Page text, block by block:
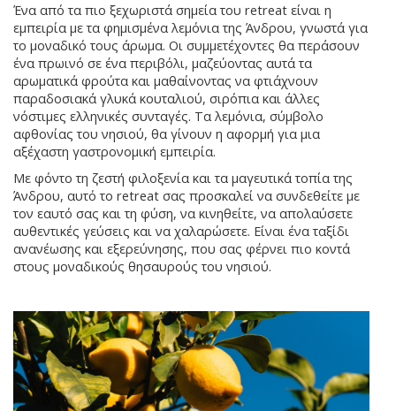
Ένα από τα πιο ξεχωριστά σημεία του retreat είναι η
εμπειρία με τα φημισμένα λεμόνια της Άνδρου, γνωστά για
το μοναδικό τους άρωμα. Οι συμμετέχοντες θα περάσουν
ένα πρωινό σε ένα περιβόλι, μαζεύοντας αυτά τα
αρωματικά φρούτα και μαθαίνοντας να φτιάχνουν
παραδοσιακά γλυκά κουταλιού, σιρόπια και άλλες
νόστιμες ελληνικές συνταγές. Τα λεμόνια, σύμβολο
αφθονίας του νησιού, θα γίνουν η αφορμή για μια
αξέχαστη γαστρονομική εμπειρία.
Με φόντο τη ζεστή φιλοξενία και τα μαγευτικά τοπία της
Άνδρου, αυτό το retreat σας προσκαλεί να συνδεθείτε με
τον εαυτό σας και τη φύση, να κινηθείτε, να απολαύσετε
αυθεντικές γεύσεις και να χαλαρώσετε. Είναι ένα ταξίδι
ανανέωσης και εξερεύνησης, που σας φέρνει πιο κοντά
στους μοναδικούς θησαυρούς του νησιού.